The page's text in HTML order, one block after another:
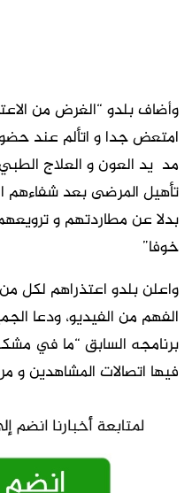
وأضاف بلدو “الغرض من
امتعض جدا و اتألم عند
مد يد العون و العلاج الطبي
تأهيل المرضى بعد شفاءهم
بدﻻ عن مطاردتهم و
خوفا”
واعلن بلدو اعتذراهم لكل
الفهم من الفيديو، ودعا
برنامجه السابق “ما في
فيها اتصالات المشاهدين و